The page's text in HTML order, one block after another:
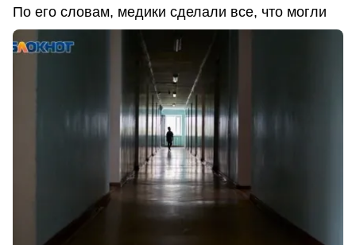
По его словам, медики сделали все, что могли